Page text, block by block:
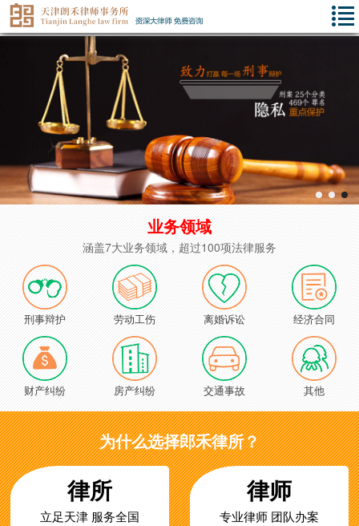
业务领域
涵盖7大业务领域，超过100项法律服务
刑事辩护 劳动工伤 离婚诉讼 经济合同
财产纠纷 房产纠纷 交通事故 其他
为什么选择郎禾律所？
律所
立足天津 服务全国
律师
专业律师 团队办案